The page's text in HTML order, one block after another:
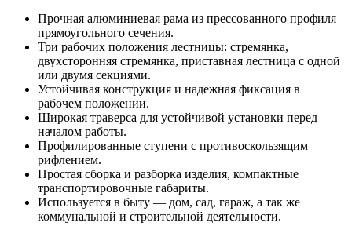
Прочная алюминиевая рама из прессованного профиля
прямоугольного сечения.
Три рабочих положения лестницы: стремянка,
двухсторонняя стремянка, приставная лестница с одной
или двумя секциями.
Устойчивая конструкция и надежная фиксация в
рабочем положении.
Широкая траверса для устойчивой установки перед
началом работы.
Профилированные ступени с противоскользящим
рифлением.
Простая сборка и разборка изделия, компактные
транспортировочные габариты.
Используется в быту — дом, сад, гараж, а так же
коммунальной и строительной деятельности.